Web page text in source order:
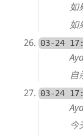
如
如
03-24
自
03-24
今